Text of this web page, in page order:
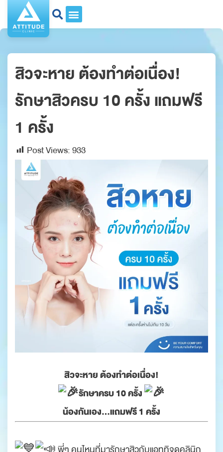
สิวจะหาย ต้องทำต่อเนื่อง!
รักษาสิวครบ 10 ครั้ง แถมฟรี
1 ครั้ง
Post Views:933
สิวจะหาย ต้องทำต่อเนื่อง!
รักษาครบ 10 ครั้ง
น้องกันเอง…แถมฟรี 1 ครั้ง